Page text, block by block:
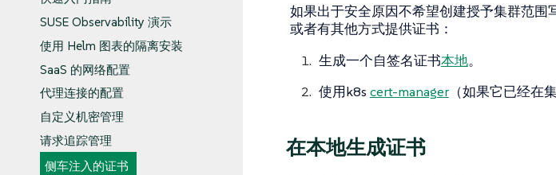
SUSE Observability 演示
使用 Helm 图表的隔离安装
SaaS 的网络配置
代理连接的配置
自定义机密管理
请求追踪管理
侧车注入的证书
如果出于安全原因不希望创建授予集群范围
或者有其他方式提供证书：
生成一个自签名证书本地。
使用k8s cert-manager（如果它已经在集
在本地生成证书